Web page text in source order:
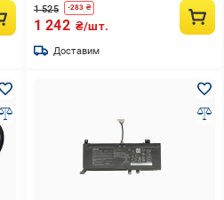
1 525 -283 ₴
1 242 ₴/шт.
Доставим